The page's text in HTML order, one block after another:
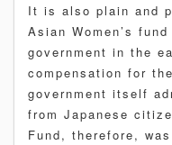
It is also plain and
Asian Women’s
government in the
compensation for
government itself
from Japanese
Fund, therefore,